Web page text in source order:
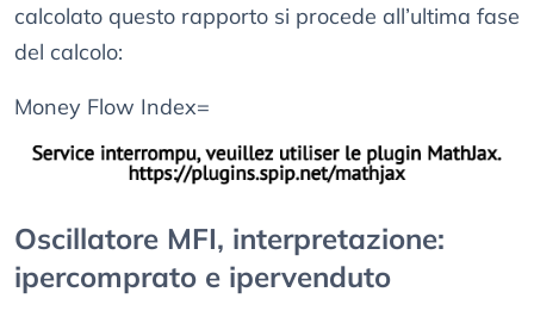
calcolato questo rapporto si procede all’ultima fase
del calcolo:
Money Flow Index=
Oscillatore MFI, interpretazione:
ipercomprato e ipervenduto